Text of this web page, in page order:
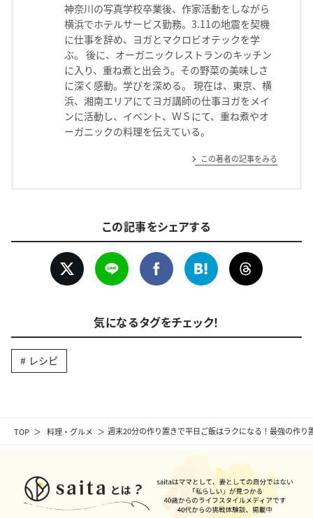
TOP 料理・グルメ 週末20分の作り置きで平日ご飯はラクになる！最強の作り
神奈川の写真学校卒業後、作家活動をしながら
横浜でホテルサービス勤務。3.11の地震を契機
に仕事を辞め、ヨガとマクロビオテックを学
ぶ。 後に、オーガニックレストランのキッチン
に入り、重ね煮と出会う。その野菜の美味しさ
に深く感動。学びを深める。 現在は、東京、横
浜、湘南エリアにてヨガ講師の仕事ヨガをメイ
ンに活動し、イベント、ＷＳにて、重ね煮やオ
ーガニックの料理を伝えている。
この著者の記事をみる
この記事をシェアする
気になるタグをチェック！
レシピ